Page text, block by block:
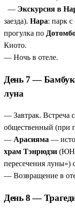
— Экскурсия в
заезда). Нара: парк
прогулка по
Киото.
— Ночь в отеле.
День 7 —
луна
— Завтрак. Встреча
общественный (при
— Арасияма —
храм Тэнрюдзи
пересечения луны»)
— Возвращение в
День 8 —